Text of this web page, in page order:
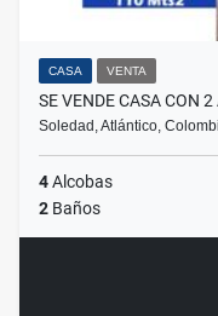
CASA VENTA
SE VENDE CASA CON
Soledad, Atlántico,
4Alcobas
2 Baños